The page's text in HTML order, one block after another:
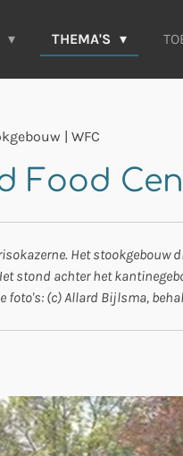
THEMA'S
| WFC
Food
Het
stond achter het
foto's: (c) Allard Bijlsma,